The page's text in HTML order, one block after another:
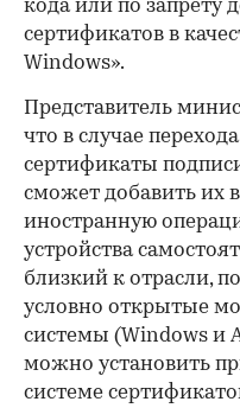
кода или по запрету
сертификатов в
Windows».
Представитель
что в случае
сертификаты
сможет добавить их
иностранную
устройства
близкий к отрасли,
условно открытые
системы (Windows и
можно установить
системе